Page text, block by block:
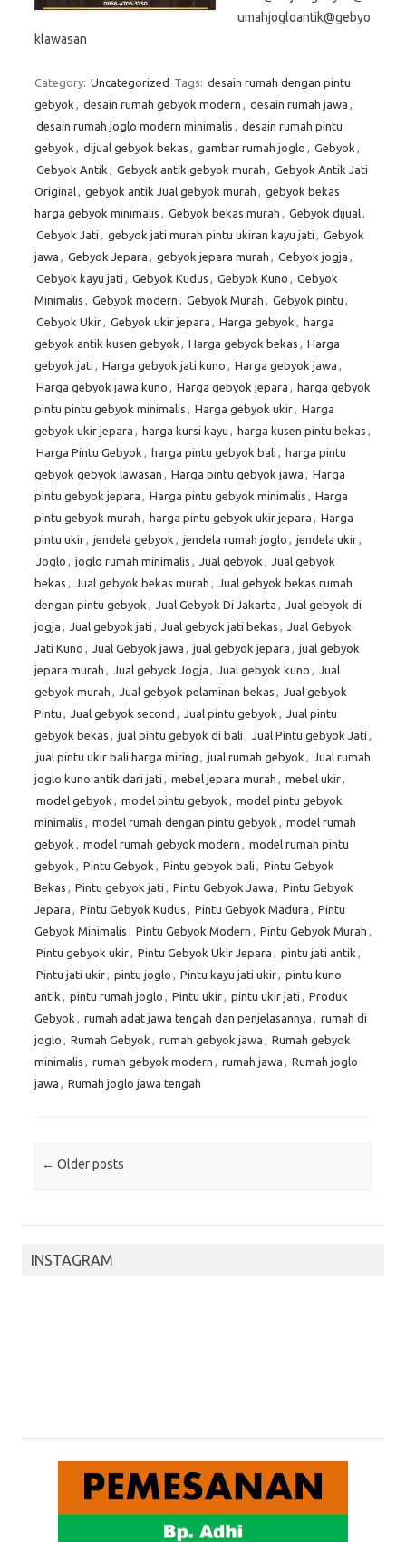
umahjogloantik@gebyo
klawasan
Category: Uncategorized Tags: desain rumah dengan pintu
gebyok , desain rumah gebyok modern , desain rumah jawa ,
desain rumah joglo modern minimalis , desain rumah pintu
gebyok , dijual gebyok bekas , gambar rumah joglo , Gebyok ,
Gebyok Antik , Gebyok antik gebyok murah , Gebyok Antik Jati
Original, gebyok antik Jual gebyok murah , gebyok bekas
harga gebyok minimalis , Gebyok bekas murah , Gebyok dijual,
Gebyok Jati , gebyok jati murah pintu ukiran kayu jati , Gebyok
jawa , Gebyok Jepara , gebyok jepara murah , Gebyok jogja ,
Gebyok kayu jati , Gebyok Kudus , Gebyok Kuno , Gebyok
Minimalis , Gebyok modern , Gebyok Murah , Gebyok pintu ,
Gebyok Ukir, Gebyok ukir jepara , Harga gebyok , harga
gebyok antik kusen gebyok , Harga gebyok bekas , Harga
gebyok jati , Harga gebyok jati kuno , Harga gebyok jawa ,
Harga gebyok jawa kuno , Harga gebyok jepara , harga gebyok
pintu pintu gebyok minimalis , Harga gebyok ukir, Harga
gebyok ukir jepara , harga kursi kayu , harga kusen pintu bekas ,
Harga Pintu Gebyok , harga pintu gebyok bali , harga pintu
gebyok gebyok lawasan , Harga pintu gebyok jawa , Harga
pintu gebyok jepara , Harga pintu gebyok minimalis , Harga
pintu gebyok murah , harga pintu gebyok ukir jepara , Harga
pintu ukir, jendela gebyok , jendela rumah joglo , jendela ukir,
Joglo , joglo rumah minimalis , Jual gebyok , Jual gebyok
bekas , Jual gebyok bekas murah , Jual gebyok bekas rumah
dengan pintu gebyok , Jual Gebyok Di Jakarta , Jual gebyok di
jogja , Jual gebyok jati , Jual gebyok jati bekas , Jual Gebyok
Jati Kuno , Jual Gebyok jawa , jual gebyok jepara , jual gebyok
jepara murah , Jual gebyok Jogja , Jual gebyok kuno , Jual
gebyok murah , Jual gebyok pelaminan bekas , Jual gebyok
Pintu , Jual gebyok second , Jual pintu gebyok , Jual pintu
gebyok bekas , jual pintu gebyok di bali , Jual Pintu gebyok Jati ,
jual pintu ukir bali harga miring , jual rumah gebyok , Jual rumah
joglo kuno antik dari jati , mebel jepara murah , mebel ukir,
model gebyok , model pintu gebyok , model pintu gebyok
minimalis , model rumah dengan pintu gebyok , model rumah
gebyok , model rumah gebyok modern , model rumah pintu
gebyok , Pintu Gebyok , Pintu gebyok bali , Pintu Gebyok
Bekas , Pintu gebyok jati , Pintu Gebyok Jawa , Pintu Gebyok
Jepara , Pintu Gebyok Kudus , Pintu Gebyok Madura , Pintu
Gebyok Minimalis , Pintu Gebyok Modern , Pintu Gebyok Murah ,
Pintu gebyok ukir, Pintu Gebyok Ukir Jepara , pintu jati antik ,
Pintu jati ukir, pintu joglo , Pintu kayu jati ukir, pintu kuno
antik , pintu rumah joglo , Pintu ukir, pintu ukir jati , Produk
Gebyok , rumah adat jawa tengah dan penjelasannya , rumah di
joglo , Rumah Gebyok , rumah gebyok jawa , Rumah gebyok
minimalis , rumah gebyok modern , rumah jawa , Rumah joglo
jawa , Rumah joglo jawa tengah
Post navigation
← Older posts
INSTAGRAM